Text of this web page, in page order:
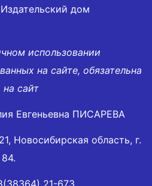
дом
использовании
на сайте, обязательна
на сайт
Евгеньевна ПИСАРЕВА
Новосибирская область, г.
21-673